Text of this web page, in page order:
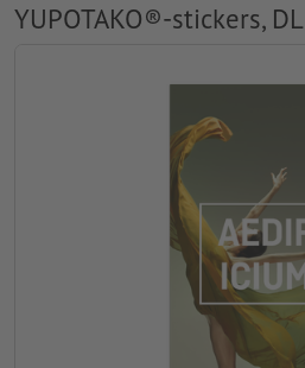
YUPOTAKO®-stickers, DL